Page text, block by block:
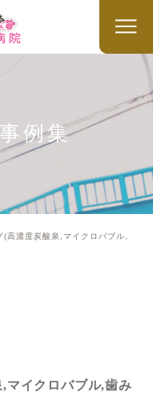
例集
(高濃度炭酸泉,マイクロバブル,
マイクロバブル,歯み